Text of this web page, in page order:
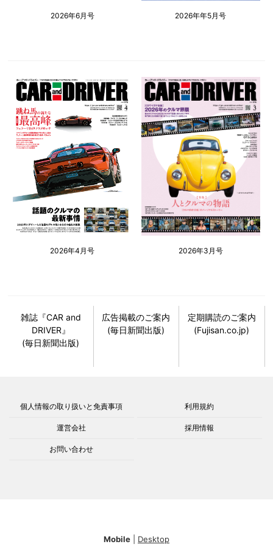
2026年6月号 2026年年5月号
2026年4月号 2026年3月号
雑誌『CAR and
DRIVER』
(毎日新聞出版)
広告掲載のご案内
(毎日新聞出版)
定期購読のご案内
(Fujisan.co.jp)
個人情報の取り扱いと免責事項 利用規約
運営会社 採用情報
お問い合わせ
Mobile Desktop